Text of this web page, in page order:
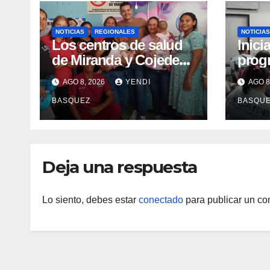
NOTICIAS REGIONALES
Los centros de salud
de Miranda y Cojedes
clausuran con éxito la
Semana Mundial de la
Lactancia Materna
AGO 8, 2026 YENDI
BASQUEZ
NOTICIAS
enAGO
Deja una respuesta
Lo siento, debes estar conectado para publicar un